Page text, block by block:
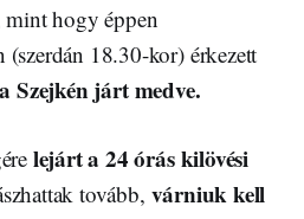
hogy éppen
(szerdán 18.30-kor) érkezett
a Szejkén járt medve.
lejárt a 24 órás kilövési
tovább, várniuk kell